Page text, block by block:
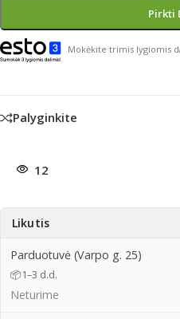
Pirkti
Mokėkite trimis lygiomis
Palyginkite
12
Likutis
Parduotuvė (Varpo g. 25)
📦1–3 d.d.
Neturime